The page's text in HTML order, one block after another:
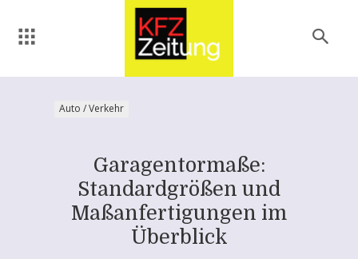
Auto / Verkehr
Garagentormaße:
Standardgrößen und
Maßanfertigungen im
Überblick